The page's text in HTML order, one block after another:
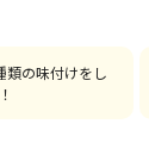
類の味付けをし